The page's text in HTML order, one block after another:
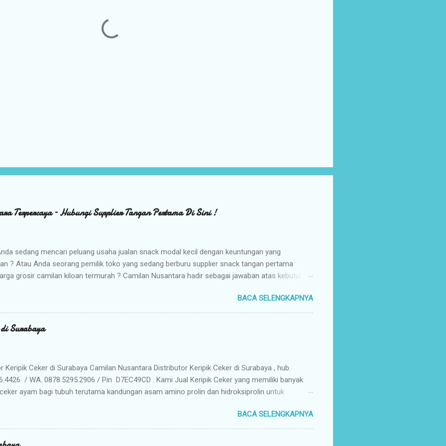
Terpercaya – Hubungi Supplier Tangan Pertama Di Sini !
sedang mencari peluang usaha jualan snack modal kecil dengan keuntungan yang
? Atau Anda seorang pemilik toko yang sedang berburu supplier snack tangan pertama
grosir camilan kiloan termurah ? Camilan Nusantara hadir sebagai jawaban atas kebutuhan
dan camilan kering berkualitas premium langsung dari gudang pusat (tangan pertama).
Camilan Nusantara sebagai Mitra Bisnis Anda ? Harga Grosir Tangan Pertama : Karena
distributor utama, Anda mendapatkan jaminan harga termurah untuk memaksimalkan margin
Anda saat dijual kembali. Kualitas & Rasa Terjamin : Produk dikemas secara higienis, renyah,
BACA SELENGKAPNYA
Surabaya
Keripik Ceker di Surabaya Camilan Nusantara Distributor Keripik Ceker di Surabaya , hub.
/ WA. 0878.5295.2906 / Pin D7EC49CD . Kami Jual Keripik Ceker yang memiliki banyak
ayam bagi tubuh terutama kandungan asam amino prolin dan hidroksiprolin untuk
makanan ringan yang digoreng hingga krispi dan garing. Bumbu rempah-rempah yang
membuat rasa Keripik Ceker menjadi semakin menggoda. Rasa yang gurih dan renyah
Keripik Ceker bisa menjadi pilihan istimewa untuk oleh-oleh keluarga. Keripik ceker ayam
BACA SELENGKAPNYA